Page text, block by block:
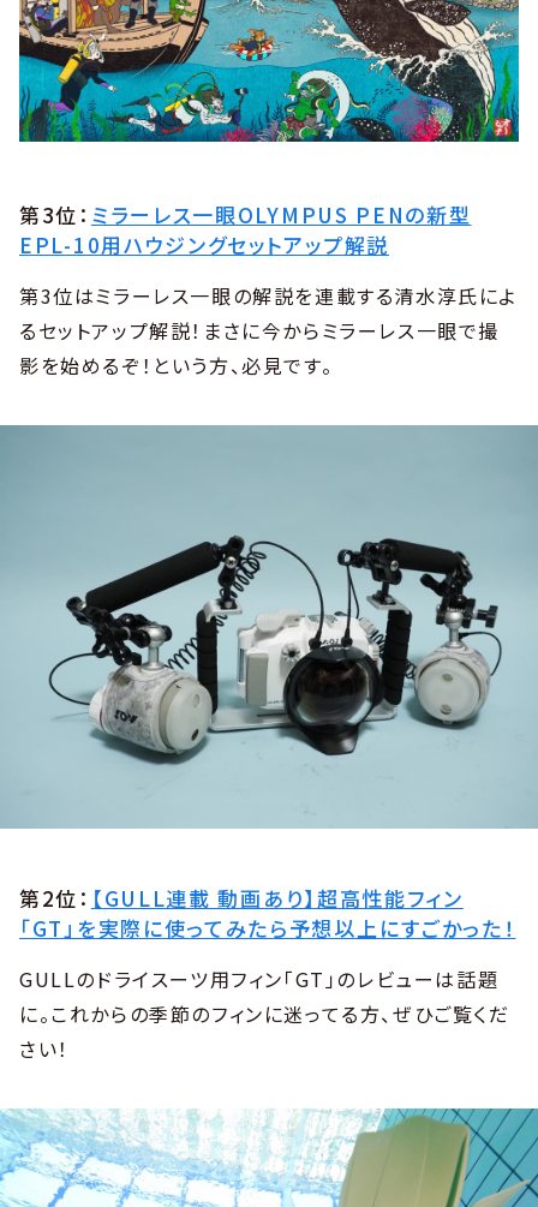
第3位： ミラーレス一眼OLYMPUS PENの新型
EPL-10用ハウジングセットアップ解説
第3位はミラーレス一眼の解説を連載する清水淳氏によ
るセットアップ解説！まさに今からミラーレス一眼で撮
影を始めるぞ！という方、必見です。
第2位： 【GULL連載 動画あり】超高性能フィン
「GT」を実際に使ってみたら予想以上にすごかった！
GULLのドライスーツ用フィン「GT」のレビューは話題
に。これからの季節のフィンに迷ってる方、ぜひご覧くだ
さい！